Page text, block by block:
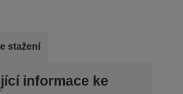
stažení
informace ke